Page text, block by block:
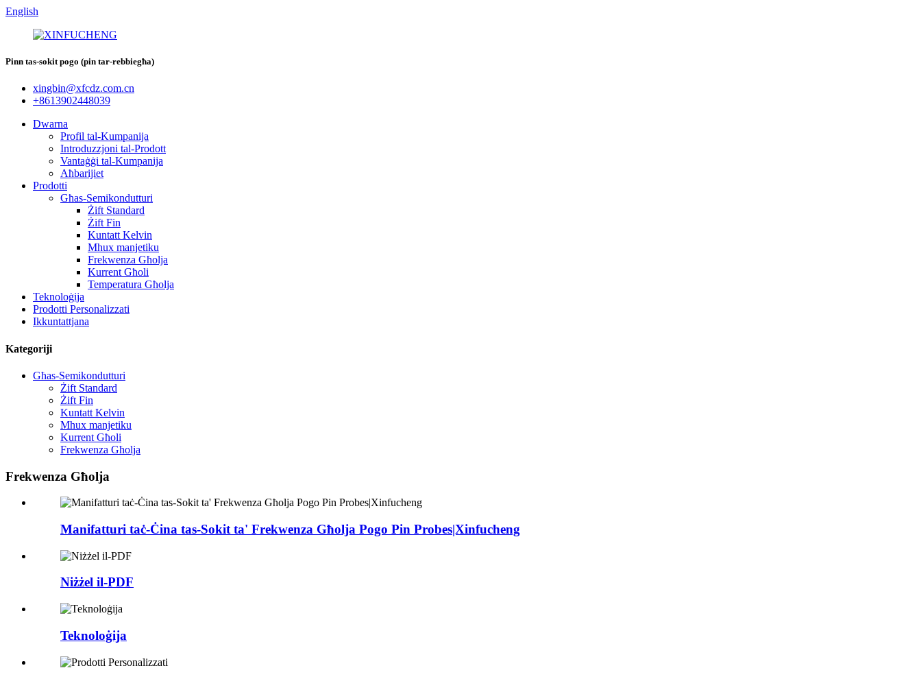
English
Pinn tas-sokit pogo (pin tar-rebbiegħa)
xingbin@xfcdz.com.cn
+8613902448039
Dwarna
Profil tal-Kumpanija
Introduzzjoni tal-Prodott
Vantaġġi tal-Kumpanija
Aħbarijiet
Prodotti
Għas-Semikondutturi
Żift Standard
Żift Fin
Kuntatt Kelvin
Mhux manjetiku
Frekwenza Għolja
Kurrent Għoli
Temperatura Għolja
Teknoloġija
Prodotti Personalizzati
Ikkuntattjana
Kategoriji
Għas-Semikondutturi
Żift Standard
Żift Fin
Kuntatt Kelvin
Mhux manjetiku
Kurrent Għoli
Frekwenza Għolja
Frekwenza Għolja
Manifatturi taċ-Ċina tas-Sokit ta' Frekwenza Għolja Pogo Pin Probes|Xinfucheng
Niżżel il-PDF
Teknoloġija